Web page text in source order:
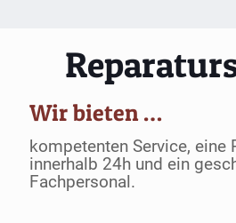
Wir bieten …
kompetenten Service, eine
innerhalb 24h und ein
Fachpersonal.